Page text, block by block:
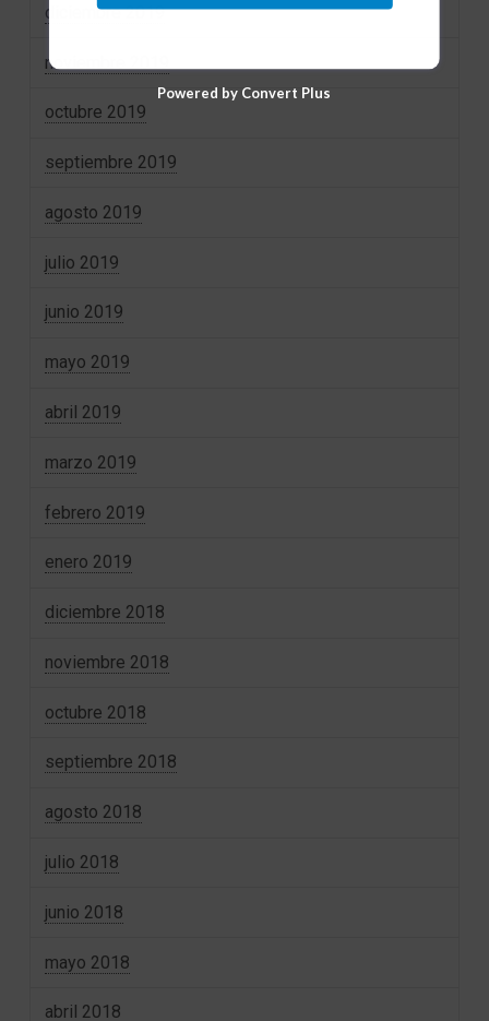
diciembre 2019
noviembre 2019
octubre 2019
septiembre 2019
agosto 2019
julio 2019
junio 2019
mayo 2019
abril 2019
marzo 2019
febrero 2019
enero 2019
diciembre 2018
noviembre 2018
octubre 2018
septiembre 2018
agosto 2018
julio 2018
junio 2018
mayo 2018
abril 2018
Powered by Convert Plus